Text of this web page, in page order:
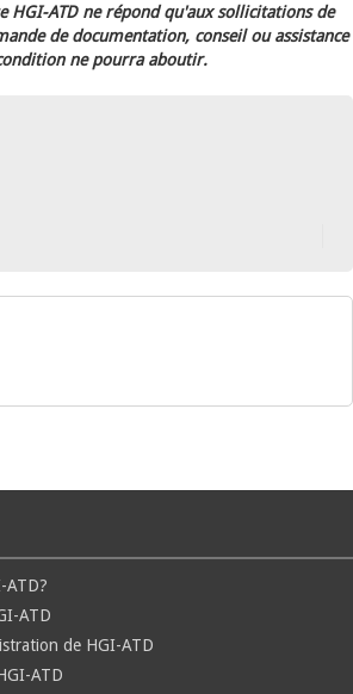
HGI-ATD ne répond qu'aux sollicitations de
de documentation, conseil ou assistance
ne pourra aboutir.
ATD?
ATD
de HGI-ATD
ATD